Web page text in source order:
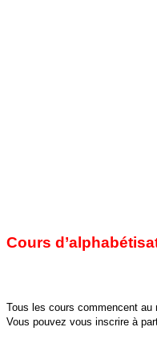
Cours
Tous les cours commencent au
Vous pouvez vous inscrire à